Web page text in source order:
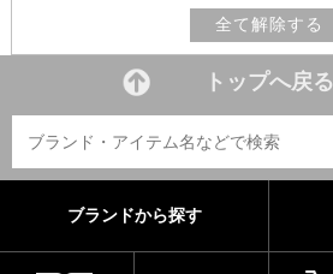
全て解除する
トップへ戻る
ブランドから探す